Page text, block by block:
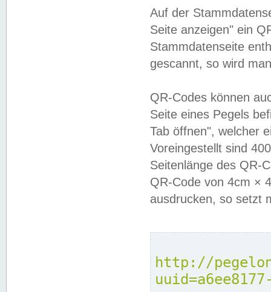
Auf der
Seite anzeigen" ein
Stammdatenseite
gescannt, so wird
QR-Codes können
Seite eines Pegels
Tab öffnen", welcher
Voreingestellt sind
Seitenlänge des QR-
QR-Code von 4cm ×
ausdrucken, so setzt
http://